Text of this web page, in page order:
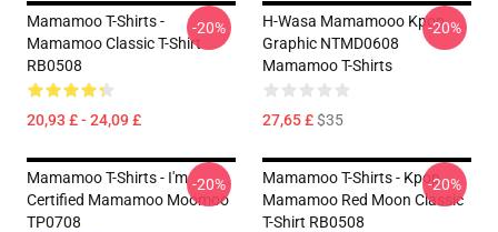
Mamamoo T-Shirts -
Mamamoo Classic T-Shirt
RB0508
20,93 £ - 24,09 £
-20%
H-Wasa Mamamooo Kpop
Graphic NTMD0608
Mamamoo T-Shirts
27,65 £$35
-20%
Mamamoo T-Shirts - I'm
Certified Mamamoo Moomoo
TP0708
-20%
Mamamoo T-Shirts - Kpop
Mamamoo Red Moon Classic
T-Shirt RB0508
-20%